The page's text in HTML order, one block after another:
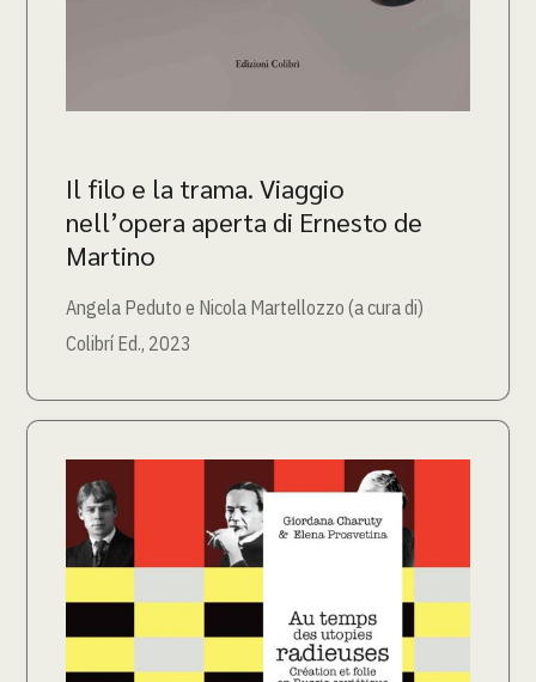
Il filo e la trama. Viaggio
nell’opera aperta di Ernesto de
Martino
Angela Peduto e Nicola Martellozzo (a cura di)
Colibrí Ed., 2023